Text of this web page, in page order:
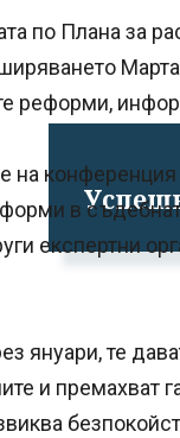
по Плана за
реформи,
на
в
експертни
януари, те
и премахват